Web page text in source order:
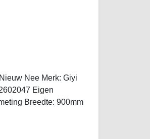
Nee Merk: Giyi
Eigen
Breedte: 900mm